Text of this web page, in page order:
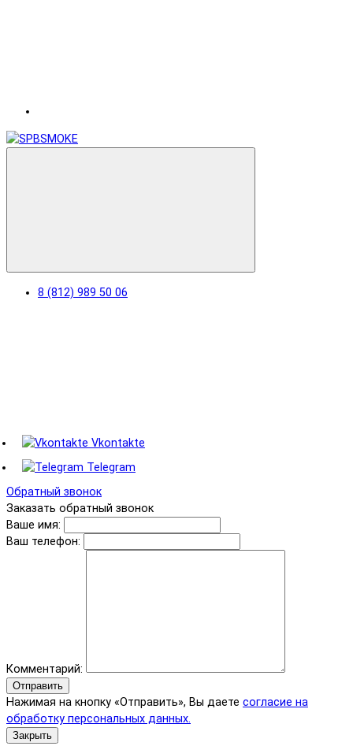
8 (812) 989 50 06
Vkontakte
Telegram
Обратный звонок
Заказать обратный звонок
Ваше имя:
Ваш телефон:
Комментарий:
Отправить
Нажимая на кнопку «Отправить», Вы даете согласие на
обработку персональных данных.
Закрыть